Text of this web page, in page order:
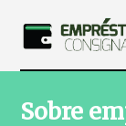
Sobre